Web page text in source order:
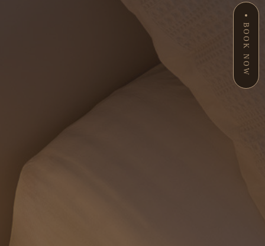
BOOK NOW